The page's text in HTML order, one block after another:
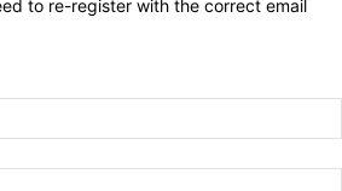
to re-register with the correct email